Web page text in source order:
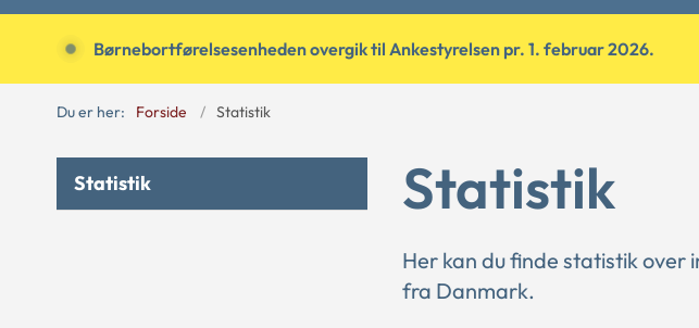
Børnebortførelsesenheden overgik til Ankestyrelsen pr. 1. februar 2026.
Du er her: Forside Statistik
Statistik Statistik
Her kan du finde statistik
fra Danmark.